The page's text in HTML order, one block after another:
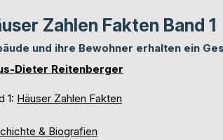
Zahlen Fakten Band 1
und ihre Bewohner erhalten ein
Dieter Reitenberger
1: Häuser Zahlen Fakten
& Biografien